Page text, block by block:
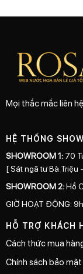
Mọi thắc mắc liên
HỆ THỐNG
SHOWROOM 1: 70
[ Sát ngã tư Bà Triệu
SHOWROOM 2:Hồ
GIỜ HOẠT ĐỘNG:
HỖ TRỢ KHÁCH
Cách thức mua
Chính sách bảo mật